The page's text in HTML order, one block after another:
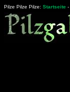
Pilze Pilze Pilze: Startseite -